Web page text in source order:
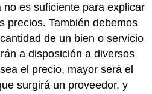
es suficiente para explicar
precios. También debemos
de un bien o servicio
a disposición a diversos
el precio, mayor será el
surgirá un proveedor, y